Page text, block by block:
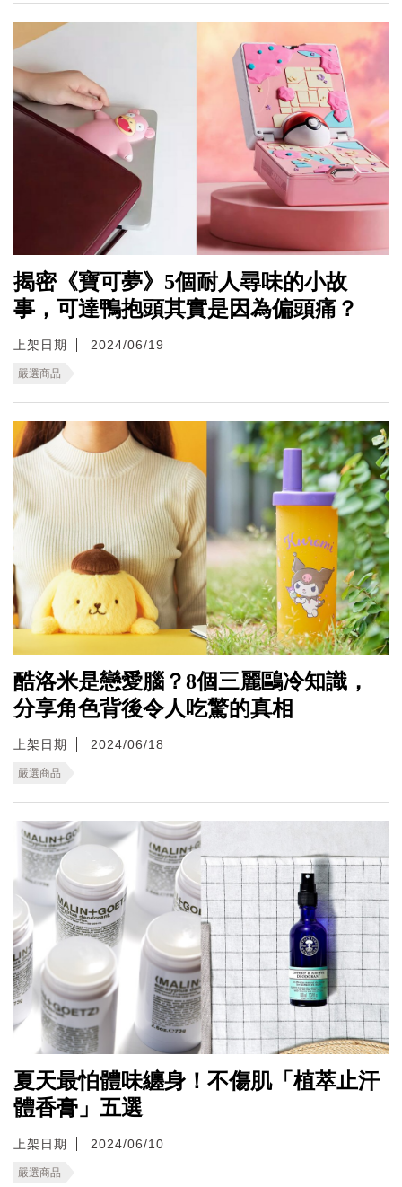
揭密《寶可夢》5個耐人尋味的小故
事，可達鴨抱頭其實是因為偏頭痛？
上架日期 2024/06/19
嚴選商品
酷洛米是戀愛腦？8個三麗鷗冷知識，
分享角色背後令人吃驚的真相
上架日期 2024/06/18
嚴選商品
夏天最怕體味纏身！不傷肌「植萃止汗
體香膏」五選
上架日期 2024/06/10
嚴選商品